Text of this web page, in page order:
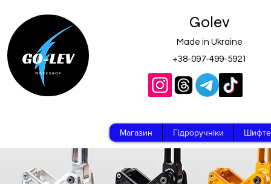
Golev
Made in Ukraine
+38-097-499-5921
Магазин Гідроручніки